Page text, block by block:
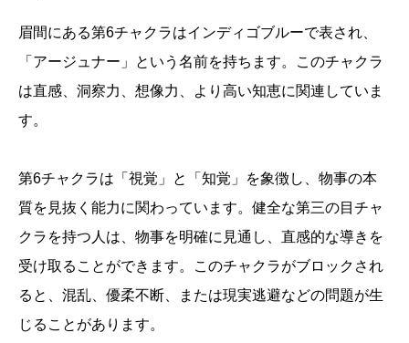
眉間にある第6チャクラはインディゴブルーで表され、
「アージュナー」という名前を持ちます。このチャクラ
は直感、洞察力、想像力、より高い知恵に関連していま
す。
第6チャクラは「視覚」と「知覚」を象徴し、物事の本
質を見抜く能力に関わっています。健全な第三の目チャ
クラを持つ人は、物事を明確に見通し、直感的な導きを
受け取ることができます。このチャクラがブロックされ
ると、混乱、優柔不断、または現実逃避などの問題が生
じることがあります。